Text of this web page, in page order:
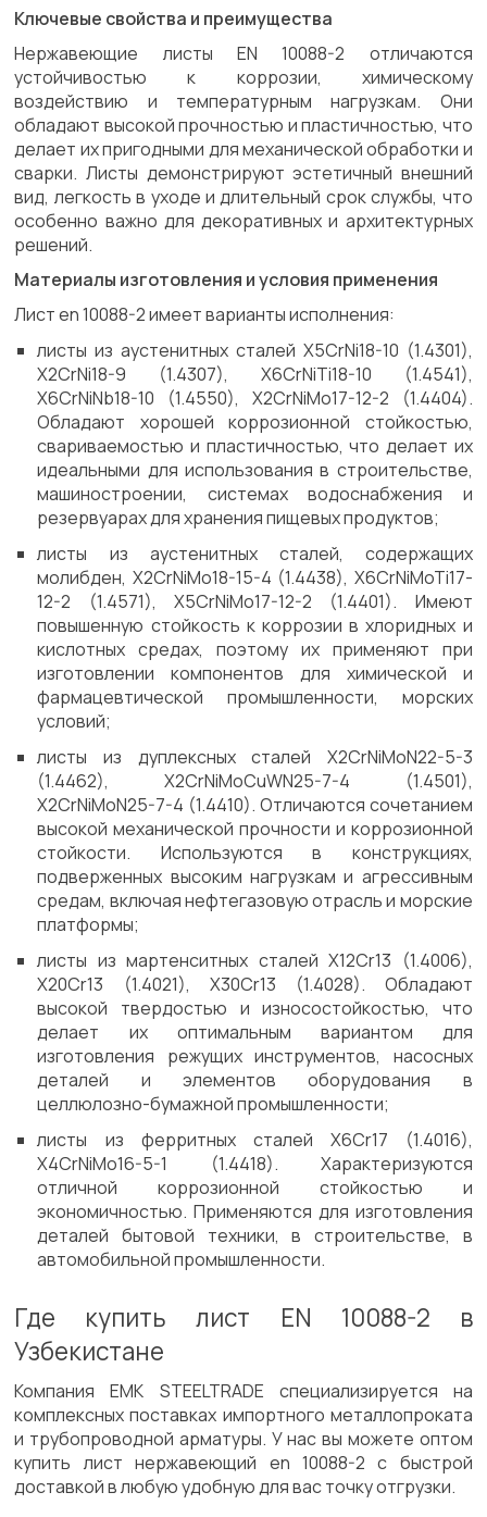
Ключевые свойства и преимущества
Нержавеющие листы EN 10088-2 отличаются
устойчивостью к коррозии, химическому
воздействию и температурным нагрузкам. Они
обладают высокой прочностью и пластичностью, что
делает их пригодными для механической обработки и
сварки. Листы демонстрируют эстетичный внешний
вид, легкость в уходе и длительный срок службы, что
особенно важно для декоративных и архитектурных
решений.
Материалы изготовления и условия применения
Лист en 10088-2 имеет варианты исполнения:
листы из аустенитных сталей X5CrNi18-10 (1.4301),
X2CrNi18-9 (1.4307), X6CrNiTi18-10 (1.4541),
X6CrNiNb18-10 (1.4550), X2CrNiMo17-12-2 (1.4404).
Обладают хорошей коррозионной стойкостью,
свариваемостью и пластичностью, что делает их
идеальными для использования в строительстве,
машиностроении, системах водоснабжения и
резервуарах для хранения пищевых продуктов;
листы из аустенитных сталей, содержащих
молибден, X2CrNiMo18-15-4 (1.4438), X6CrNiMoTi17-
12-2 (1.4571), X5CrNiMo17-12-2 (1.4401). Имеют
повышенную стойкость к коррозии в хлоридных и
кислотных средах, поэтому их применяют при
изготовлении компонентов для химической и
фармацевтической промышленности, морских
условий;
листы из дуплексных сталей X2CrNiMoN22-5-3
(1.4462), X2CrNiMoCuWN25-7-4 (1.4501),
X2CrNiMoN25-7-4 (1.4410). Отличаются сочетанием
высокой механической прочности и коррозионной
стойкости. Используются в конструкциях,
подверженных высоким нагрузкам и агрессивным
средам, включая нефтегазовую отрасль и морские
платформы;
листы из мартенситных сталей X12Cr13 (1.4006),
X20Cr13 (1.4021), X30Cr13 (1.4028). Обладают
высокой твердостью и износостойкостью, что
делает их оптимальным вариантом для
изготовления режущих инструментов, насосных
деталей и элементов оборудования в
целлюлозно-бумажной промышленности;
листы из ферритных сталей X6Cr17 (1.4016),
X4CrNiMo16-5-1 (1.4418). Характеризуются
отличной коррозионной стойкостью и
экономичностью. Применяются для изготовления
деталей бытовой техники, в строительстве, в
автомобильной промышленности.
Где купить лист EN 10088-2 в
Узбекистане
Компания ЕМК STEELTRADE специализируется на
комплексных поставках импортного металлопроката
и трубопроводной арматуры. У нас вы можете оптом
купить лист нержавеющий en 10088-2 с быстрой
доставкой в любую удобную для вас точку отгрузки.